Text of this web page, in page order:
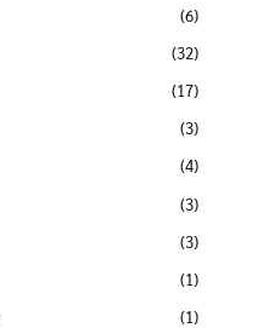
(6)
(32)
(17)
(3)
(4)
(3)
(3)
(1)
(1)